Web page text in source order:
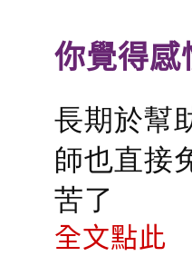
你覺得感
長期於幫
師也直接
苦了
全文點此